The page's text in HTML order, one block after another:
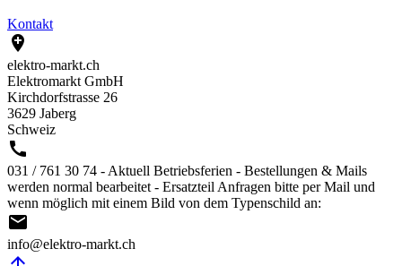
Kontakt

elektro-markt.ch
Elektromarkt GmbH
Kirchdorfstrasse 26
3629 Jaberg
Schweiz

031 / 761 30 74 - Aktuell Betriebsferien - Bestellungen & Mails
werden normal bearbeitet - Ersatzteil Anfragen bitte per Mail und
wenn möglich mit einem Bild von dem Typenschild an:

info@elektro-markt.ch